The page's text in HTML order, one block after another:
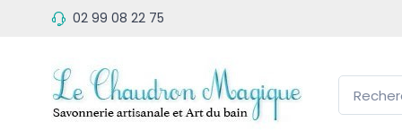
02 99 08 22 75